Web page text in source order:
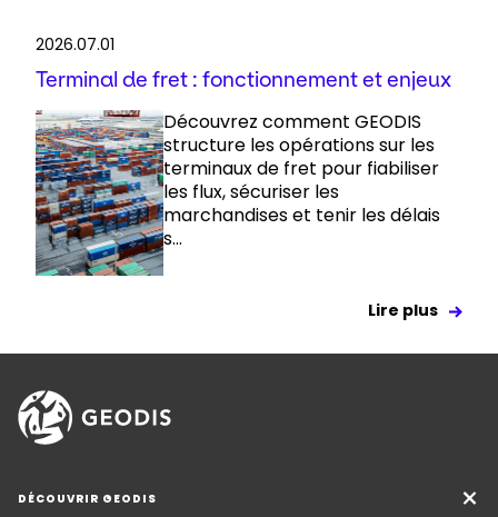
2026.07.01
Terminal de fret : fonctionnement et enjeux
Découvrez comment GEODIS
structure les opérations sur les
terminaux de fret pour fiabiliser
les flux, sécuriser les
marchandises et tenir les délais
s...
Lire plus
DÉCOUVRIR GEODIS